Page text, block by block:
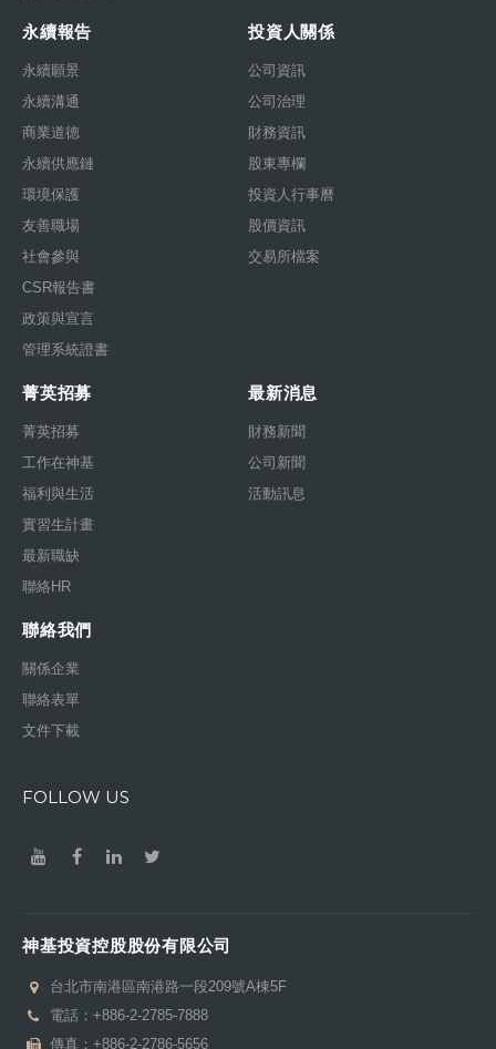
永續報告
永續願景
永續溝通
商業道德
永續供應鏈
環境保護
友善職場
社會參與
CSR報告書
政策與宣言
管理系統證書
投資人關係
公司資訊
公司治理
財務資訊
股東專欄
投資人行事曆
股價資訊
交易所檔案
菁英招募
菁英招募
工作在神基
福利與生活
實習生計畫
最新職缺
聯絡HR
最新消息
財務新聞
公司新聞
活動訊息
聯絡我們
關係企業
聯絡表單
文件下載
FOLLOW US
神基投資控股股份有限公司
台北市南港區南港路一段209號A棟5F
電話： +886-2-2785-7888
傳真：+886-2-2786-5656